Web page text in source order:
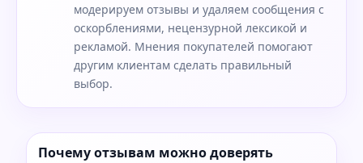
модерируем отзывы и удаляем сообщения с
оскорблениями, нецензурной лексикой и
рекламой. Мнения покупателей помогают
другим клиентам сделать правильный
выбор.
Почему отзывам можно доверять